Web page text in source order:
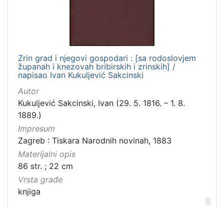
Zrin grad i njegovi gospodari : [sa rodoslovjem
županah i knezovah bribirskih i zrinskih] /
napisao Ivan Kukuljević Sakcinski
Autor
Kukuljević Sakcinski, Ivan (29. 5. 1816. – 1. 8.
1889.)
Impresum
Zagreb : Tiskara Narodnih novinah, 1883
Materijalni opis
86 str. ; 22 cm
Vrsta građe
knjiga
8